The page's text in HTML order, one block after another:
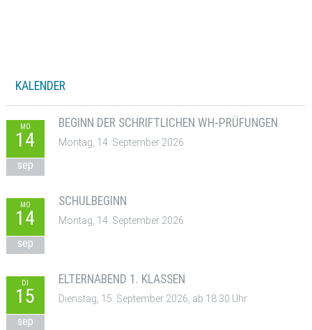
KALENDER
MO
14
sep
BEGINN DER SCHRIFTLICHEN WH-PRÜFUNGEN
Montag, 14. September 2026
MO
14
sep
SCHULBEGINN
Montag, 14. September 2026
DI
15
sep
ELTERNABEND 1. KLASSEN
Dienstag, 15. September 2026, ab 18:30 Uhr